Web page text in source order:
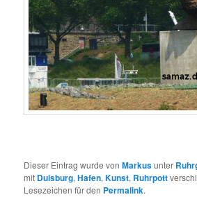
Dieser Eintrag wurde vonMarkusunter
mit Duisburg,Hafen,Kunst, Ruhrpott
Lesezeichen für den Permalink.